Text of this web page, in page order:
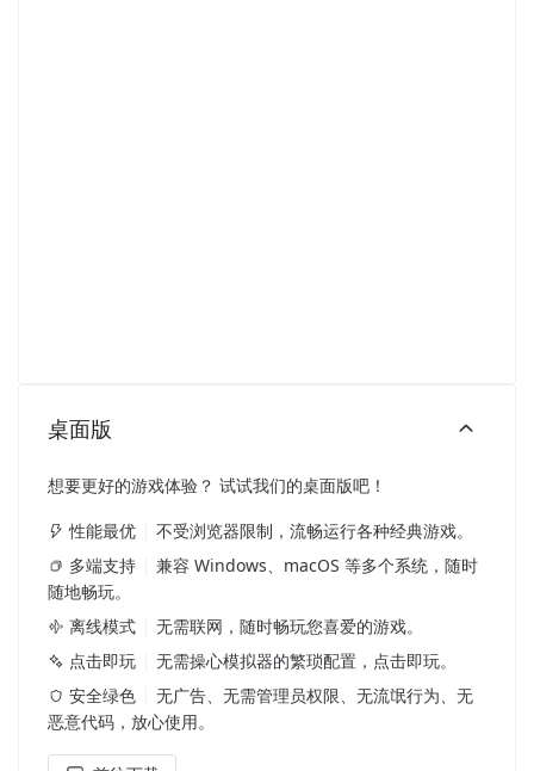
桌面版
想要更好的游戏体验？ 试试我们的桌面版吧！
性能最优
不受浏览器限制，流畅运行各种经典游戏。
多端支持
兼容 Windows、macOS 等多个系统，随时
随地畅玩。
离线模式
无需联网，随时畅玩您喜爱的游戏。
点击即玩
无需操心模拟器的繁琐配置，点击即玩。
安全绿色
无广告、无需管理员权限、无流氓行为、无
恶意代码，放心使用。